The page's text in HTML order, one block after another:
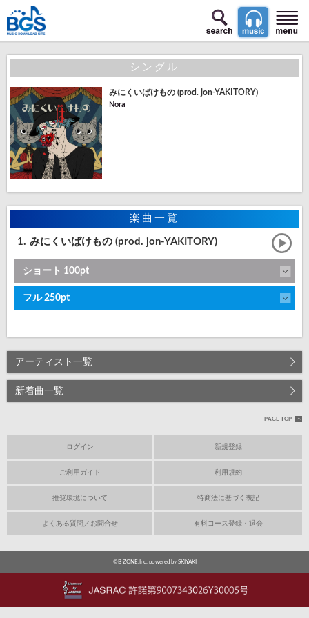
シングル
みにくいばけもの (prod. jon-YAKITORY)
Nora
楽曲一覧
1. みにくいばけもの (prod. jon-YAKITORY)
ショート 100pt
フル 250pt
アーティスト一覧
新着曲一覧
PAGE TOP
ログイン 新規登録
ご利用ガイド 利用規約
推奨環境について 特商法に基づく表記
よくある質問／お問合せ 有料コース登録・退会
©B ZONE,Inc. powered by SKIYAKI